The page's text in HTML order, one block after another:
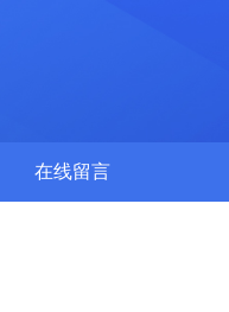
在线留言